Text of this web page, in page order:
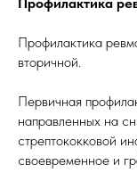
Профилактика
вторичной.
Первичная
направленных на
стрептококковой
своевременное и